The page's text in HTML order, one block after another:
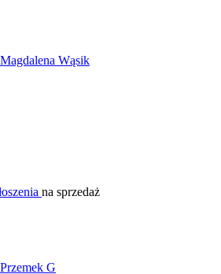
na sprzedaż